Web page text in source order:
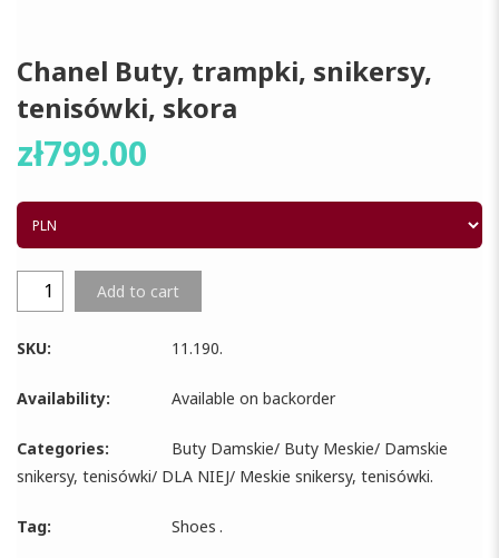
Chanel Buty, trampki, snikersy,
tenisówki, skora
zł799.00
Add to cart
SKU: 11.190.
Availability: Available on backorder
Categories: Buty Damskie/ Buty Meskie/ Damskie
snikersy, tenisówki/ DLA NIEJ/ Meskie snikersy, tenisówki.
Tag: Shoes .